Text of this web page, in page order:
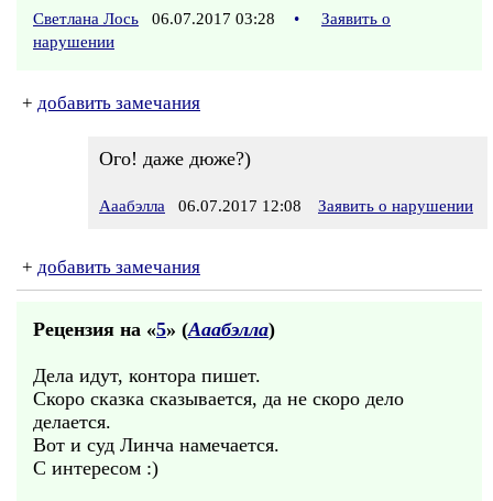
Светлана Лось 06.07.2017 03:28 •
Заявить о
нарушении
+ добавить замечания
Ого! даже дюже?)
Ааабэлла 06.07.2017 12:08 Заявить о нарушении
+ добавить замечания
Рецензия на «5» (Ааабэлла)
Дела идут, контора пишет.
Скоро сказка сказывается, да не скоро дело
делается.
Вот и суд Линча намечается.
С интересом :)